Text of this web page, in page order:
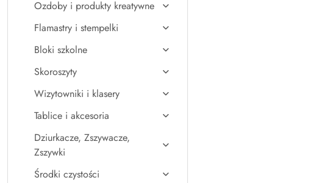
Ozdoby i produkty kreatywne
Flamastry i stempelki
Bloki szkolne
Skoroszyty
Wizytowniki i klasery
Tablice i akcesoria
Dziurkacze, Zszywacze,
Zszywki
Środki czystości